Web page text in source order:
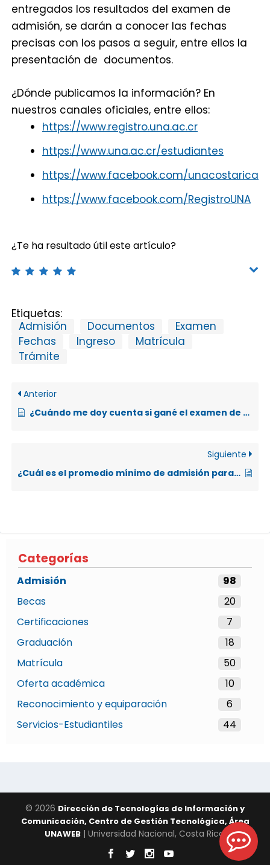
Categorías
Admisión
98
Becas
20
Certificaciones
7
Graduación
18
Matrícula
50
Oferta académica
10
Reconocimiento y equiparación
6
Servicios-Estudiantiles
44
entregados los resultados del examen de
admisión, se darán a conocer las fechas
precisas con los pasos a seguir, entre ellos la
presentación de documentos.
¿Dónde publicamos la información? En
nuestros canales oficiales, entre ellos:
https://www.registro.una.ac.cr
https://www.una.ac.cr/estudiantes
https://www.facebook.com/unacostarica
https://www.facebook.com/RegistroUNA
¿Te ha resultado útil este artículo?
Etiquetas:
Admisión
Documentos
Examen
Fechas
Ingreso
Matrícula
Trámite
Anterior
¿Cuándo me doy cuenta si gané el examen de admisión?
Siguiente
¿Cuál es el promedio mínimo de admisión para ser elegible?
© 2026 Dirección de Tecnologías de Información y
Comunicación, Centro de Gestión Tecnológica, Área
UNAWEB| Universidad Nacional, Costa Rica.